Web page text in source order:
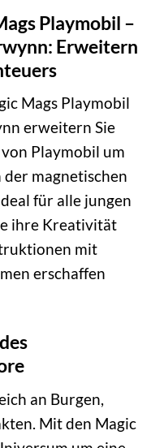
Playmobil –
Erweitern
Mags Playmobil
erweitern Sie
Playmobil um
magnetischen
für alle jungen
ihre Kreativität
mit
erschaffen
an Burgen,
Mit den Magic